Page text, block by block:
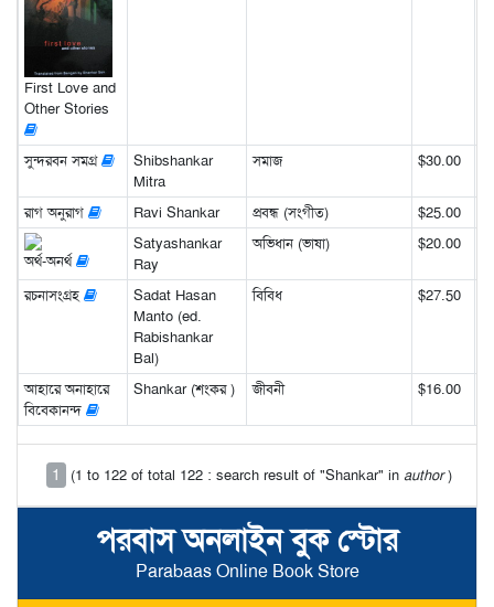
পরবাস অনলাইন বুক স্টোর
Parabaas Online Book Store
First Love and
Other Stories
সুন্দরবন সমগ্র
Shibshankar
Mitra
সমাজ $30.00
রাগ অনুরাগ Ravi Shankar প্রবন্ধ (সংগীত) $25.00
অর্থ-অনর্থ
Satyashankar
Ray
অভিধান (ভাষা) $20.00
রচনাসংগ্রহ
Sadat Hasan
Manto (ed.
Rabishankar
Bal)
বিবিধ $27.50
আহারে অনাহারে
বিবেকানন্দ
Shankar (শংকর ) জীবনী $16.00
1 (1 to 122 of total 122 : search result of "Shankar" in author)